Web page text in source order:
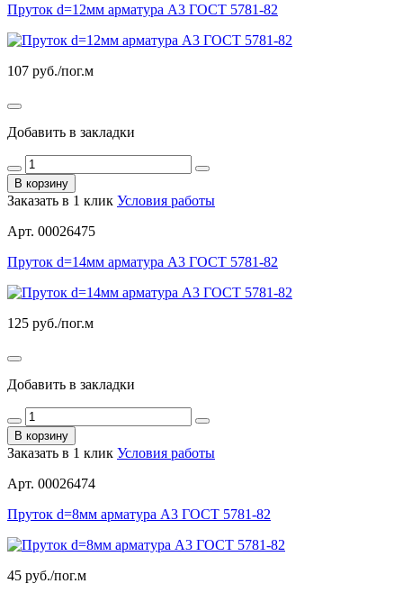
Пруток d=12мм арматура А3 ГОСТ 5781-82
107 руб./пог.м
Добавить в закладки
В корзину
Заказать в 1 клик Условия работы
Арт. 00026475
Пруток d=14мм арматура А3 ГОСТ 5781-82
125 руб./пог.м
Добавить в закладки
В корзину
Заказать в 1 клик Условия работы
Арт. 00026474
Пруток d=8мм арматура А3 ГОСТ 5781-82
45 руб./пог.м